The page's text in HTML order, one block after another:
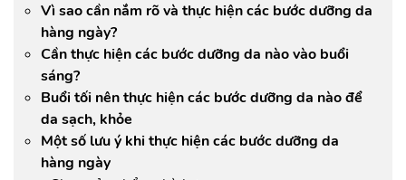
Vì sao cần nắm rõ và thực hiện các bước dưỡng da
hàng ngày?
Cần thực hiện các bước dưỡng da nào vào buổi
sáng?
Buổi tối nên thực hiện các bước dưỡng da nào để
da sạch, khỏe
Một số lưu ý khi thực hiện các bước dưỡng da
hàng ngày